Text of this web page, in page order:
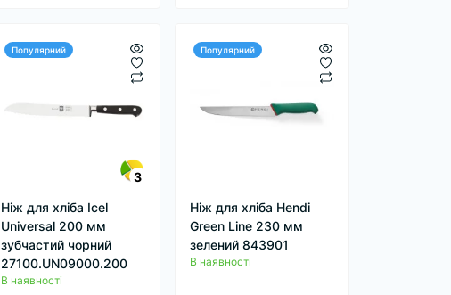
Популярний
3
Ніж для хліба Icel
Universal 200 мм
зубчастий чорний
27100.UN09000.200
В наявності
Популярний
Ніж для хліба Hendi
Green Line 230 мм
зелений 843901
В наявності